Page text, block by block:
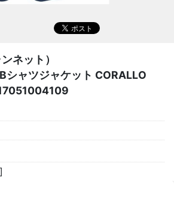
ネット）
シャツジャケット CORALLO